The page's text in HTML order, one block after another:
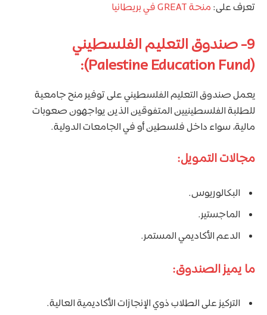
تعرف على: منحة GREAT في بريطانيا
9- صندوق التعليم الفلسطيني
(Palestine Education Fund):
يعمل صندوق التعليم الفلسطيني على توفير منح جامعية
للطلبة الفلسطينيين المتفوقين الذين يواجهون صعوبات
مالية، سواء داخل فلسطين أو في الجامعات الدولية.
مجالات التمويل:
البكالوريوس.
الماجستير.
الدعم الأكاديمي المستمر.
ما يميز الصندوق:
التركيز على الطلاب ذوي الإنجازات الأكاديمية العالية.